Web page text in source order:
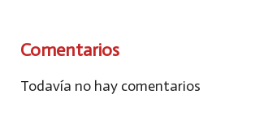
Comentarios
Todavía no hay comentarios